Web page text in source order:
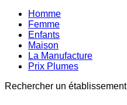
Homme
Femme
Enfants
Maison
La Manufacture
Prix Plumes
Rechercher un établissement